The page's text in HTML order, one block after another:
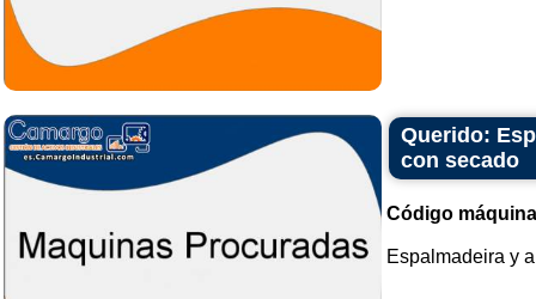
Querido:
con secado
Código
Espalmadeira y